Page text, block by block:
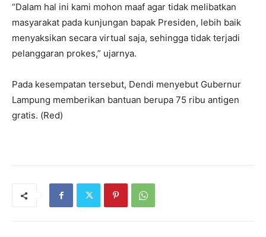
“Dalam hal ini kami mohon maaf agar tidak melibatkan
masyarakat pada kunjungan bapak Presiden, lebih baik
menyaksikan secara virtual saja, sehingga tidak terjadi
pelanggaran prokes,” ujarnya.
Pada kesempatan tersebut, Dendi menyebut Gubernur
Lampung memberikan bantuan berupa 75 ribu antigen
gratis. (Red)